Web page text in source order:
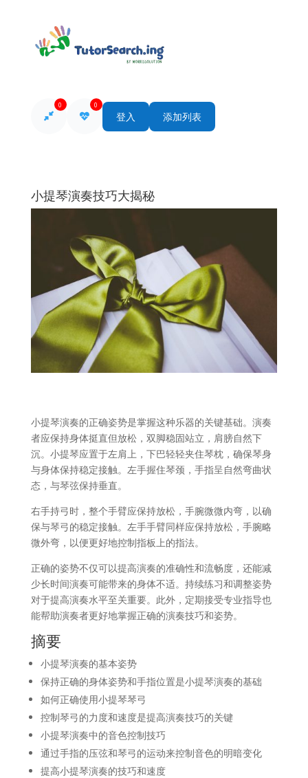
0 0
登入 添加列表
小提琴演奏技巧大揭秘
小提琴演奏的正确姿势是掌握这种乐器的关键基础。演奏
者应保持身体挺直但放松，双脚稳固站立，肩膀自然下
沉。小提琴应置于左肩上，下巴轻轻夹住琴枕，确保琴身
与身体保持稳定接触。左手握住琴颈，手指呈自然弯曲状
态，与琴弦保持垂直。
右手持弓时，整个手臂应保持放松，手腕微微内弯，以确
保与琴弓的稳定接触。左手手臂同样应保持放松，手腕略
微外弯，以便更好地控制指板上的指法。
正确的姿势不仅可以提高演奏的准确性和流畅度，还能减
少长时间演奏可能带来的身体不适。持续练习和调整姿势
对于提高演奏水平至关重要。此外，定期接受专业指导也
能帮助演奏者更好地掌握正确的演奏技巧和姿势。
摘要
小提琴演奏的基本姿势
保持正确的身体姿势和手指位置是小提琴演奏的基础
如何正确使用小提琴琴弓
控制琴弓的力度和速度是提高演奏技巧的关键
小提琴演奏中的音色控制技巧
通过手指的压弦和琴弓的运动来控制音色的明暗变化
提高小提琴演奏的技巧和速度